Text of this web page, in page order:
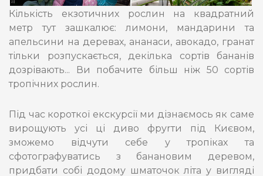
Кількість екзотичних рослин на квадратний
метр тут зашкалює: лимони, мандарини та
апельсини на деревах, ананаси, авокадо, гранат
тільки розпускається, декілька сортів бананів
дозрівають... Ви побачите більш ніж 50 сортів
тропічних рослин.
Під час короткої екскурсії ми дізнаємось як саме
вирощують усі ці диво фруrти під Києвом,
зможемо відчути себе у тропіках та
сфотографуватись з банановим деревом,
придбати собі додому шматочок літа у вигляді